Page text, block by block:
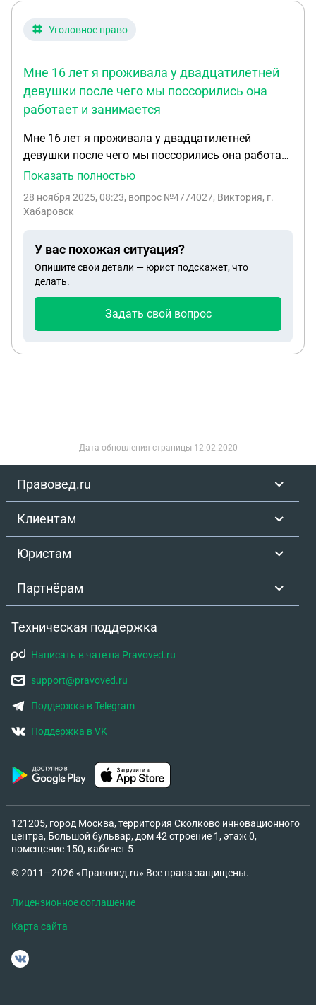
Уголовное право
Мне 16 лет я проживала у двадцатилетней
девушки после чего мы поссорились она
работает и занимается
Мне 16 лет я проживала у двадцатилетней
девушки после чего мы поссорились она работает
и занимается проституцией я потребовала у неё
меня гнобили издевались заливали перцовкой
подписала расписку о том что после получения
чеков я обязываю сь не трогать девушку никак
ей не писать и так далее сейчас меня на меня
написано заявление в полицию за террориста цию
на протяжении семи восьми месяцев сколько мы
девушка говорит что если 15 000 руб. не будут
Показать полностью
28 ноября 2025, 08:23, вопрос №4774027, Виктория, г.
Хабаровск
У вас похожая ситуация?
Опишите свои детали — юрист подскажет, что
делать.
Задать свой вопрос
Дата обновления страницы 12.02.2020
Правовед.ru
Клиентам
Юристам
Партнёрам
Техническая поддержка
Написать в чате на Pravoved.ru
support@pravoved.ru
Поддержка в Telegram
Поддержка в VK
121205, город Москва, территория Сколково инновационного
центра, Большой бульвар, дом 42 строение 1, этаж 0,
помещение 150, кабинет 5
© 2011—2026 «Правовед.ru» Все права защищены.
Лицензионное соглашение
Карта сайта